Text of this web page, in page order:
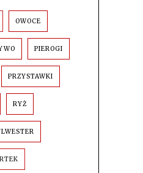
OWOCE
PIEROGI
PRZYSTAWKI
RYŻ